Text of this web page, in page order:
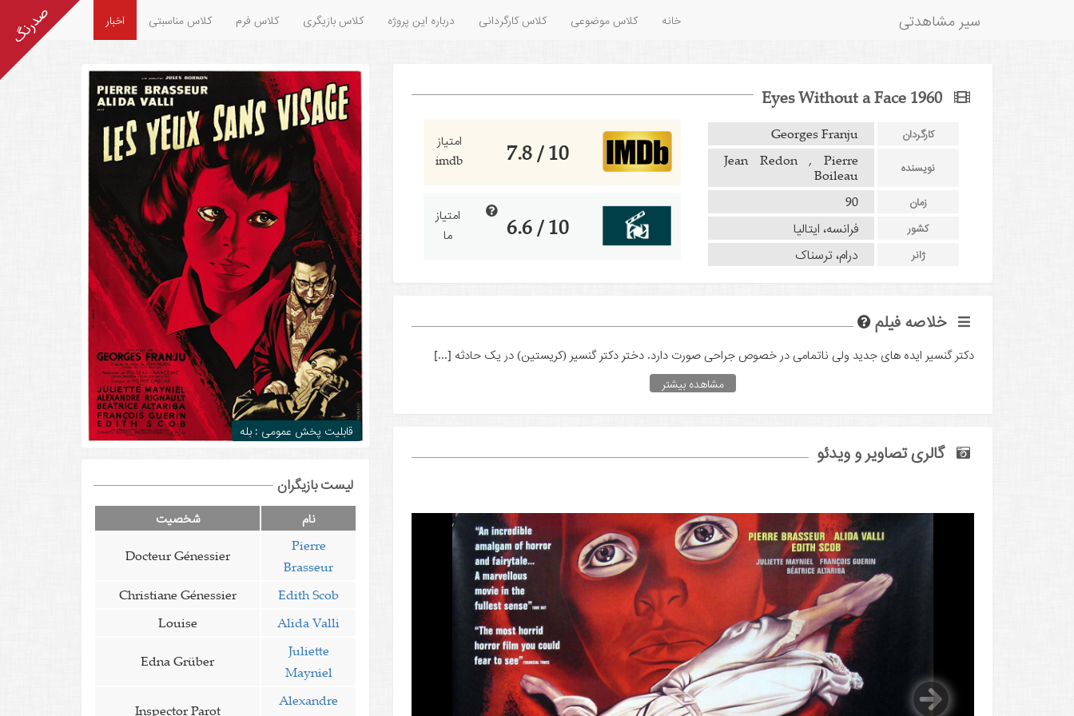
سیر مشاهدتی خانه کلاس موضوعی کلاس کارگردانی درباره این پروژه کلاس بازیگری کلاس فرم کلاس مناسبتی اخبار
Eyes Without a Face 1960
کارگردان Georges Franju
نویسنده
Jean Redon , Pierre
Boileau
زمان 90
کشور فرانسه، ایتالیا
ژانر درام، ترسناک
10 / 7.8
امتیاز
imdb
10 / 6.6
امتیاز
ما
خلاصه فیلم
دکتر گنسیر ایده های جدید ولی ناتمامی در خصوص جراحی صورت دارد. دختر دکتر گنسیر (کریستین) در یک حادثه [...]
مشاهده بیشتر
گالری تصاویر و ویدئو
قابلیت پخش عمومی : بله
لیست بازیگران
نام شخصیت
Pierre
Brasseur
Docteur Génessier
Edith Scob
Christiane Génessier
Alida Valli
Louise
Juliette
Mayniel
Edna Grüber
Alexandre
Inspector Parot